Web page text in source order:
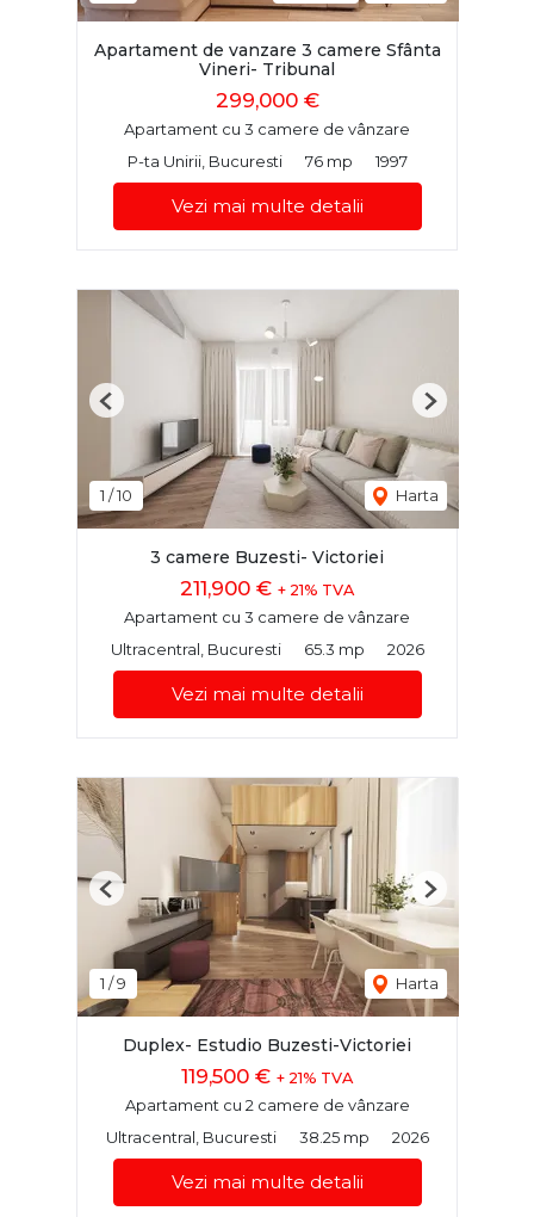
Apartament de vanzare 3 camere Sfânta
Vineri- Tribunal
299,000 €
Apartament cu 3 camere de vânzare
P-ta Unirii, Bucuresti
76 mp 1997
Vezi mai multe detalii
1 /10 Harta
Previous Next
3 camere Buzesti- Victoriei
211,900 € + 21% TVA
Apartament cu 3 camere de vânzare
Ultracentral, Bucuresti
65.3 mp 2026
Vezi mai multe detalii
1 /9 Harta
Previous Next
Duplex- Estudio Buzesti-Victoriei
119,500 € + 21% TVA
Apartament cu 2 camere de vânzare
Ultracentral, Bucuresti
38.25 mp 2026
Vezi mai multe detalii